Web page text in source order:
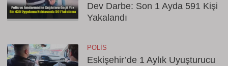
Dev Darbe: Son 1 Ayda 591 Kişi
Yakalandı
POLIS
Eskişehir’de 1 Aylık Uyuşturucu